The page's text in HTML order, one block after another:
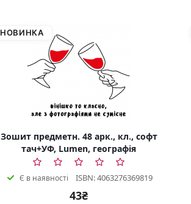
НОВИНКА
Зошит предметн. 48 арк., кл., софт
тач+УФ, Lumen, географія
Є в наявності ISBN: 4063276369819
43₴